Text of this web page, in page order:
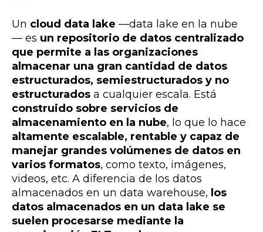
Un cloud data lake —data lake en la nube
— es un repositorio de datos centralizado
que permite a las organizaciones
almacenar una gran cantidad de datos
estructurados, semiestructurados y no
estructurados a cualquier escala. Está
construido sobre servicios de
almacenamiento en la nube, lo que lo hace
altamente escalable, rentable y capaz de
manejar grandes volúmenes de datos en
varios formatos, como texto, imágenes,
videos, etc. A diferencia de los datos
almacenados en un data warehouse, los
datos almacenados en un data lake se
suelen procesarse mediante la